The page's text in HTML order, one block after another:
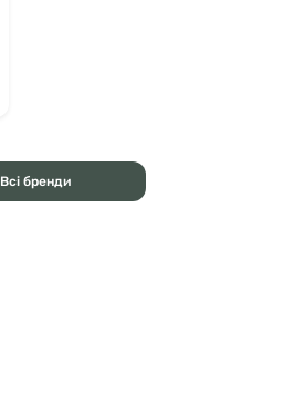
Всі бренди